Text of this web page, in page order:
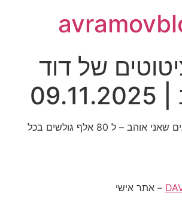
של דוד
אני אוהב לשתף תכנים שאני אוהב – ל 80 אלף גולשים בכל
– אתר אישי